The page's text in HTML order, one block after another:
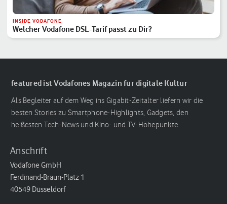
INSIDE VODAFONE
Welcher Vodafone DSL-Tarif passt zu Dir?
featured ist Vodafones Magazin für digitale Kultur
Als Begleiter auf dem Weg ins Gigabit-Zeitalter liefern wir die
besten Stories zu Smartphone-Highlights, Gadgets, den
heißesten Tech-News und Kino- und TV-Höhepunkte.
Anschrift
Vodafone GmbH
Ferdinand-Braun-Platz 1
40549 Düsseldorf